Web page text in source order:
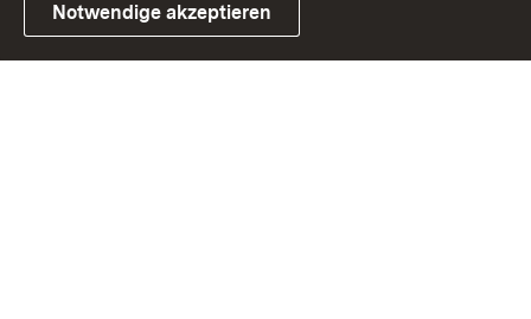
Link zum Landesportal
Notwendige akzeptieren